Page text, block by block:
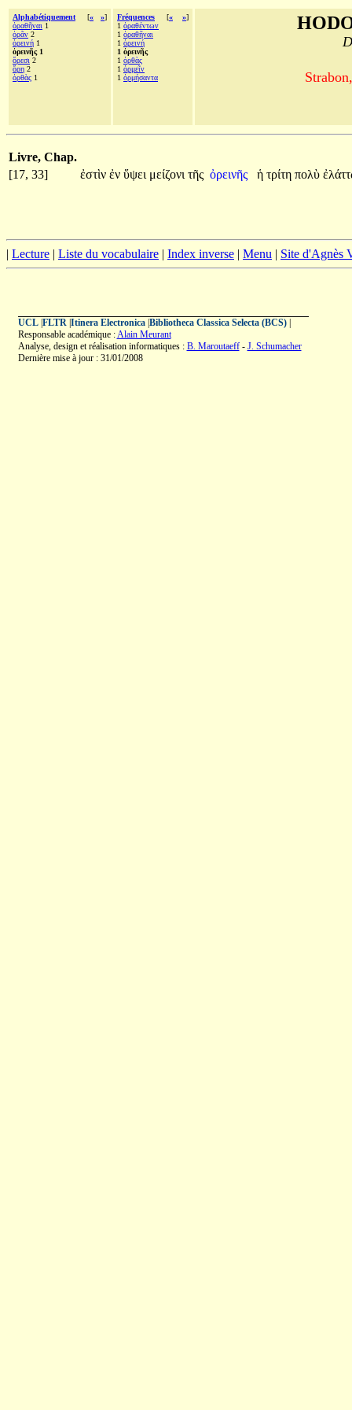
Alphabétiquement [« »]
ὁραθῆναι 1
ὁρᾶν 2
ὀρεινή 1
ὀρεινῆς 1
ὄρεσι 2
ὄρη 2
ὀρθὰς 1
Fréquences [« »]
1 ὁραθέντων
1 ὁραθῆναι
1 ὀρεινή
1 ὀρεινῆς
1 ὀρθὰς
1 ὁρμεῖν
1 ὁρμήσαντα
Livre, Chap.
[17, 33]
ἐστὶν ἐν ὕψει μείζονι τῆς ὀρεινῆς ἡ τρίτη πολὺ
| Lecture | Liste du vocabulaire | Index inverse | Menu | Site d'Agnès
UCL| FLTR| Itinera Electronica| Bibliotheca Classica Selecta (BCS)|
Responsable académique :Alain Meurant
Analyse, design et réalisation informatiques : B. Maroutaeff- J. Schumacher
Dernière mise à jour : 31/01/2008